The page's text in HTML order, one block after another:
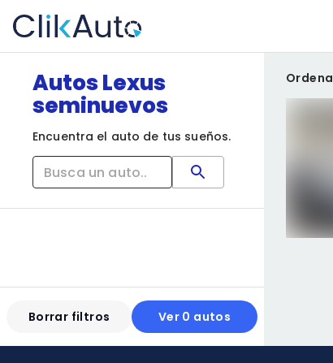
Autos Lexus
seminuevos
Encuentra el auto de tus sueños.
Borrar filtros Ver 0 autos